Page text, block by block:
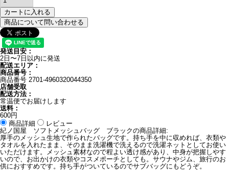
カートに入れる
商品について問い合わせる
発送目安：
2日〜7日以内に発送
配送エリア：
商品番号：
商品番号 2701-4960320044350
店舗受取
配送方法：
常温便でお届けします
送料：
600円
商品詳細
レビュー
紀ノ国屋 ソフトメッシュバッグ ブラックの商品詳細:
厚手のメッシュ生地で作られたバッグです。持ち手を中に収めれば、衣類や
タオルを入れたまま、そのまま洗濯機で洗えるので洗濯ネットとしてお使い
いただけます。メッシュ素材なので程よい透け感があり、中身が把握しやす
いので、お出かけの衣類やコスメポーチとしても。サウナやジム、旅行のお
供におすすめです。持ち手がついているのでサブバッグにもどうぞ。